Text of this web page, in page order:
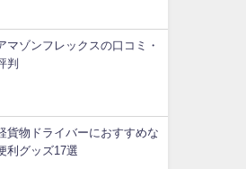
マゾンフレックスの口コミ・
判
貨物ドライバーにおすすめな
利グッズ17選